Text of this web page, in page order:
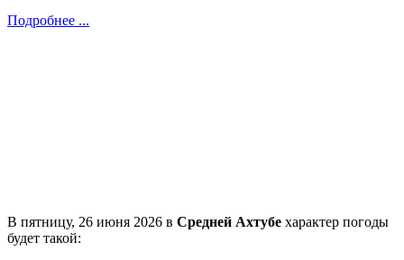
Подробнее ...
В пятницу, 26 июня 2026 в Средней Ахтубе характер погоды
будет такой: